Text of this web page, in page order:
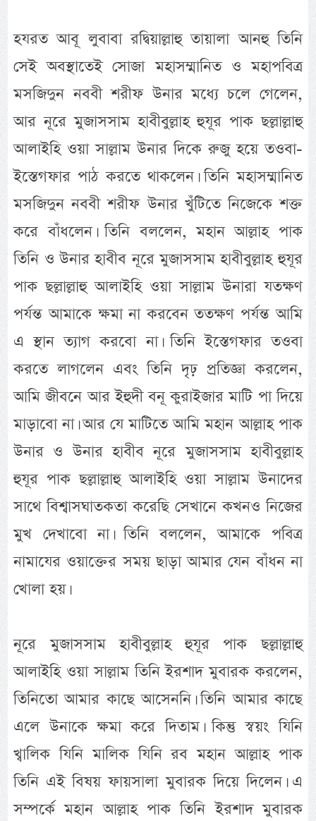
হযরত আবূ লুবাবা রদ্বিয়াল্লাহু তায়ালা আনহু তিনি
সেই অবস্থাতেই সোজা মহাসম্মানিত ও মহাপবিত্র
মসজিদুন নববী শরীফ উনার মধ্যে চলে গেলেন,
আর নূরে মুজাসসাম হাবীবুল্লাহ হুযূর পাক ছল্লাল্লাহু
আলাইহি ওয়া সাল্লাম উনার দিকে রুজু হয়ে তওবা-
ইস্তেগফার পাঠ করতে থাকলেন। তিনি মহাসম্মানিত
মসজিদুন নববী শরীফ উনার খুঁটিতে নিজেকে শক্ত
করে বাঁধলেন। তিনি বললেন, মহান আল্লাহ পাক
তিনি ও উনার হাবীব নূরে মুজাসসাম হাবীবুল্লাহ হুযূর
পাক ছল্লাল্লাহু আলাইহি ওয়া সাল্লাম উনারা যতক্ষণ
পর্যন্ত আমাকে ক্ষমা না করবেন ততক্ষণ পর্যন্ত আমি
এ স্থান ত্যাগ করবো না। তিনি ইস্তেগফার তওবা
করতে লাগলেন এবং তিনি দৃঢ় প্রতিজ্ঞা করলেন,
আমি জীবনে আর ইহুদী বনূ কুরাইজার মাটি পা দিয়ে
মাড়াবো না। আর যে মাটিতে আমি মহান আল্লাহ পাক
উনার ও উনার হাবীব নূরে মুজাসসাম হাবীবুল্লাহ
হুযূর পাক ছল্লাল্লাহু আলাইহি ওয়া সাল্লাম উনাদের
সাথে বিশ্বাসঘাতকতা করেছি সেখানে কখনও নিজের
মুখ দেখাবো না। তিনি বললেন, আমাকে পবিত্র
নামাযের ওয়াক্তের সময় ছাড়া আমার যেন বাঁধন না
খোলা হয়।
নূরে মুজাসসাম হাবীবুল্লাহ হুযূর পাক ছল্লাল্লাহু
আলাইহি ওয়া সাল্লাম তিনি ইরশাদ মুবারক করলেন,
তিনিতো আমার কাছে আসেননি। তিনি আমার কাছে
এলে উনাকে ক্ষমা করে দিতাম। কিন্তু স্বয়ং যিনি
খ্বালিক যিনি মালিক যিনি রব মহান আল্লাহ পাক
তিনি এই বিষয় ফায়সালা মুবারক দিয়ে দিলেন। এ
সম্পর্কে মহান আল্লাহ পাক তিনি ইরশাদ মুবারক